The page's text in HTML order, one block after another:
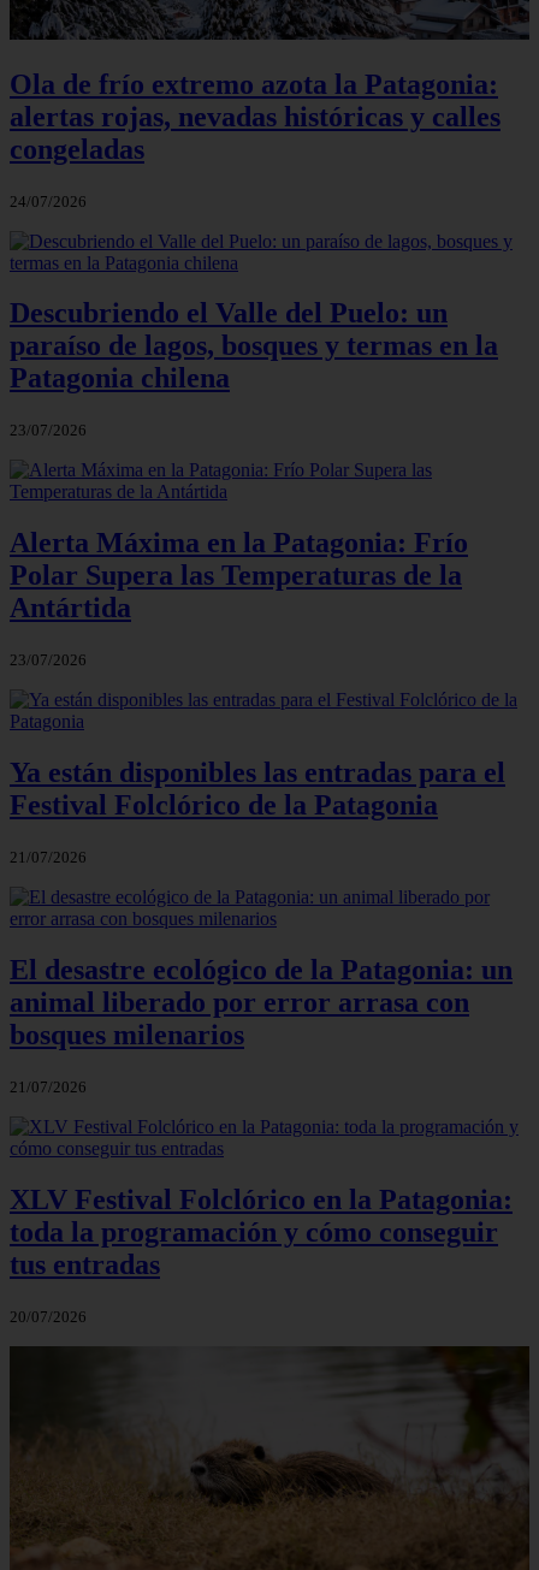
Ola de frío extremo azota la Patagonia:
alertas rojas, nevadas históricas y calles
congeladas
24/07/2026
Descubriendo el Valle del Puelo: un
paraíso de lagos, bosques y termas en la
Patagonia chilena
23/07/2026
Alerta Máxima en la Patagonia: Frío
Polar Supera las Temperaturas de la
Antártida
23/07/2026
Ya están disponibles las entradas para el
Festival Folclórico de la Patagonia
21/07/2026
El desastre ecológico de la Patagonia: un
animal liberado por error arrasa con
bosques milenarios
21/07/2026
XLV Festival Folclórico en la Patagonia:
toda la programación y cómo conseguir
tus entradas
20/07/2026